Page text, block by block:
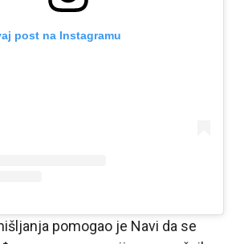
post na Instagramu
pomogao je Navi da se